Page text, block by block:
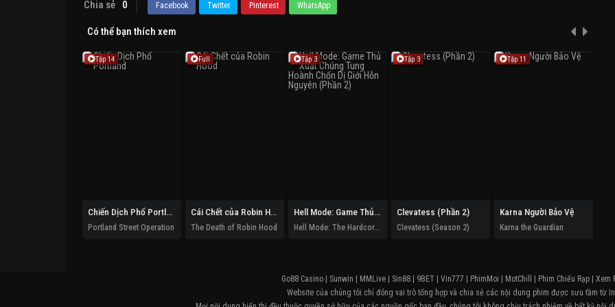
Chia sẻ 0 Facebook Twitter Pinterest WhatsApp
Có thể bạn thích xem
Tập 14
Chiến Dịch Phố Portland
Portland Street Operation
Full
Cái Chết của Robin Hood
The Death of Robin Hood
Tập 3
Hell Mode: Game Thủ Xuất Chúng Tung Hoành Chốn Dị Giới Hỗn Nguyên (Phần 2)
Hell Mode: The Hardcore Gamer Dominates In Another World With Garbage Balancing (Season 2)
Tập 3
Clevatess (Phần 2)
Clevatess (Season 2)
Tập 11
Karna Người Bảo Vệ
Karna the Guardian
Go88 Casino| Sunwin MMLive| Sin88| 9BET Vin777 PhimMoi MotChill Phim Chiếu Rạp| Xem
Website của chúng tôi chỉ đóng vai trò tổng hợp và chia sẻ các nội dung phim được sưu tầm từ